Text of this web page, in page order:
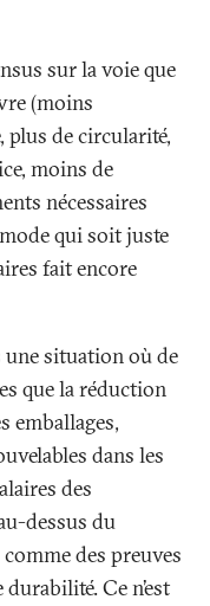
sur la voie que
(moins
plus de circularité,
moins de
nécessaires
qui soit juste
fait encore
situation où de
que la réduction
emballages,
dans les
des
dessus du
des preuves
Ce n’est